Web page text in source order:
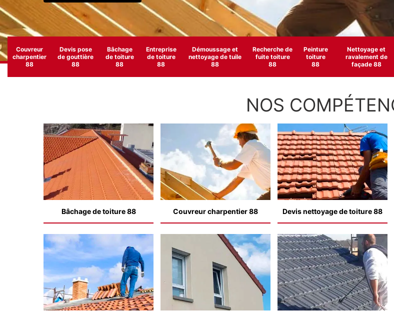
Couvreur
charpentier
88
Devis pose
de gouttière
88
Bâchage
de toiture
88
Entreprise
de toiture
88
Démoussage et
nettoyage de tuile
88
Recherche de
fuite toiture
88
Peinture
toiture
88
Nettoyage et
ravalement de
façade 88
NOS
Bâchage de toiture 88 Couvreur charpentier 88 Devis nettoyage de toiture 88